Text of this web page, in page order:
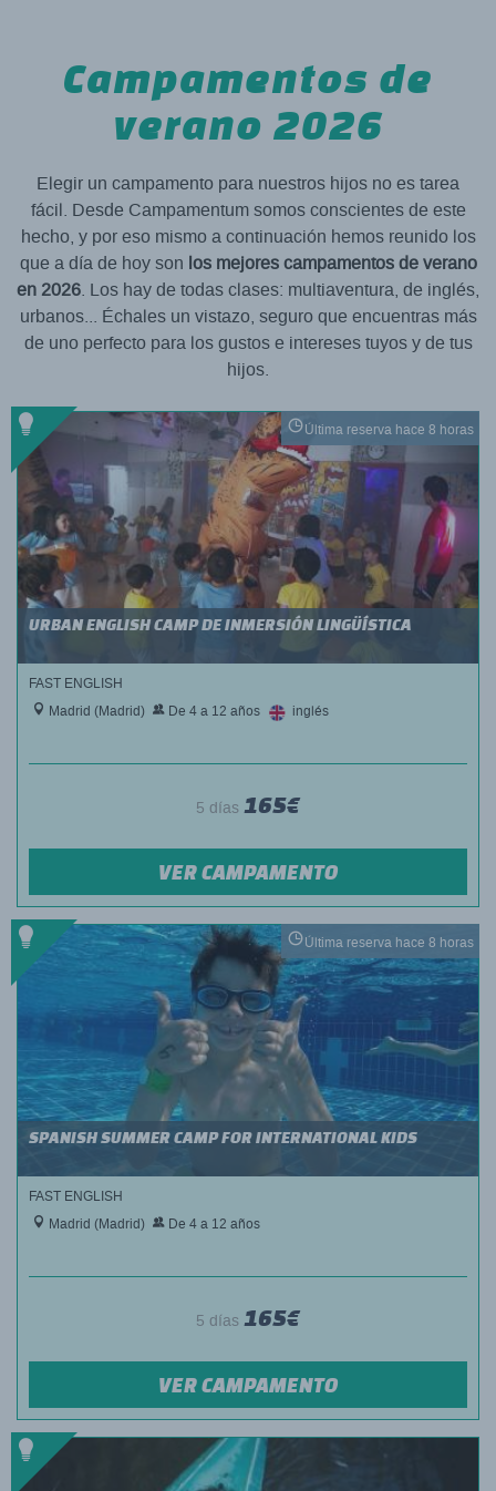
Campamentos de
verano 2026
Elegir un campamento para nuestros hijos no es tarea
fácil. Desde Campamentum somos conscientes de este
hecho, y por eso mismo a continuación hemos reunido los
que a día de hoy son los mejores campamentos de verano
en 2026. Los hay de todas clases: multiaventura, de inglés,
urbanos... Échales un vistazo, seguro que encuentras más
de uno perfecto para los gustos e intereses tuyos y de tus
hijos.
Última reserva hace 8 horas
URBAN ENGLISH CAMP DE INMERSIÓN LINGÜÍSTICA
FAST ENGLISH
Madrid (Madrid)
De 4 a 12 años inglés
5 días 165€
VER CAMPAMENTO
Última reserva hace 8 horas
SPANISH SUMMER CAMP FOR INTERNATIONAL KIDS
FAST ENGLISH
Madrid (Madrid)
De 4 a 12 años
5 días 165€
VER CAMPAMENTO